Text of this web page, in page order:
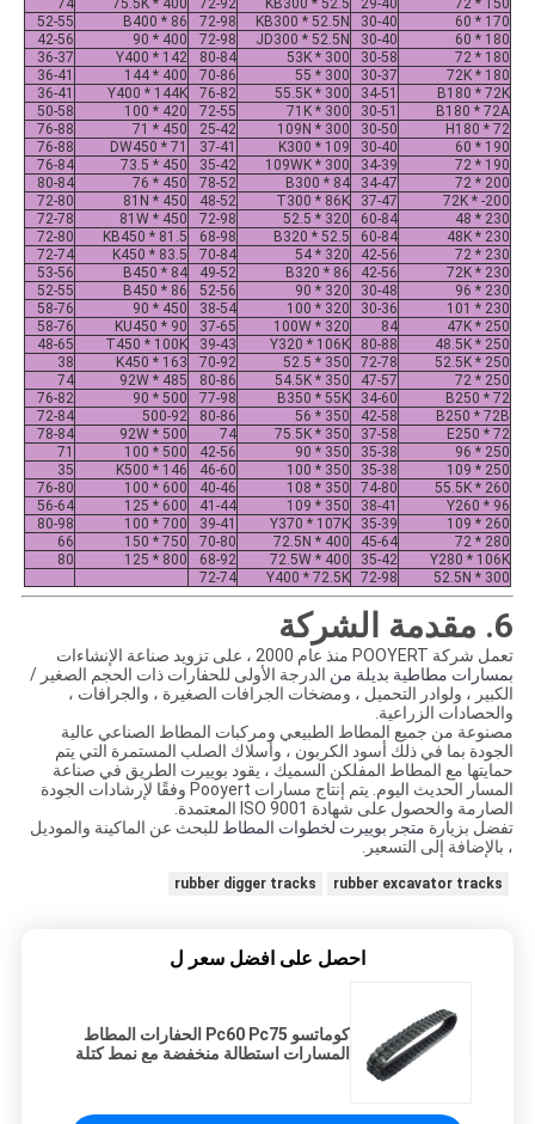
150 * 72
29-40
KB300 * 52.5
72-92
400 * 75.5K
74
170 * 60
30-40
KB300 * 52.5N
72-98
B400 * 86
52-55
180 * 60
30-40
JD300 * 52.5N
72-98
400 * 90
42-56
180 * 72
30-58
300 * 53K
80-84
Y400 * 142
36-37
180 * 72K
30-37
300 * 55
70-86
400 * 144
36-41
B180 * 72K
34-51
300 * 55.5K
76-82
Y400 * 144K
36-41
B180 * 72A
30-51
300 * 71K
72-55
420 * 100
50-58
H180 * 72
30-50
300 * 109N
25-42
450 * 71
76-88
190 * 60
30-40
K300 * 109
37-41
DW450 * 71
76-88
190 * 72
34-39
300 * 109WK
35-42
450 * 73.5
76-84
200 * 72
34-47
B300 * 84
78-52
450 * 76
80-84
200- * 72K
37-47
T300 * 86K
48-52
450 * 81N
72-80
230 * 48
60-84
320 * 52.5
72-98
450 * 81W
72-78
230 * 48K
60-84
B320 * 52.5
68-98
KB450 * 81.5
72-80
230 * 72
42-56
320 * 54
70-84
K450 * 83.5
72-74
230 * 72K
42-56
B320 * 86
49-52
B450 * 84
53-56
230 * 96
30-48
320 * 90
52-56
B450 * 86
52-55
230 * 101
30-36
320 * 100
38-54
450 * 90
58-76
250 * 47K
84
320 * 100W
37-65
KU450 * 90
58-76
250 * 48.5K
80-88
Y320 * 106K
39-43
T450 * 100K
48-65
250 * 52.5K
72-78
350 * 52.5
70-92
K450 * 163
38
250 * 72
47-57
350 * 54.5K
80-86
485 * 92W
74
B250 * 72
34-60
B350 * 55K
77-98
500 * 90
76-82
B250 * 72B
42-58
350 * 56
80-86
500-92
72-84
E250 * 72
37-58
350 * 75.5K
74
500 * 92W
78-84
250 * 96
35-38
350 * 90
42-56
500 * 100
71
250 * 109
35-38
350 * 100
46-60
K500 * 146
35
260 * 55.5K
74-80
350 * 108
40-46
600 * 100
76-80
Y260 * 96
38-41
350 * 109
41-44
600 * 125
56-64
260 * 109
35-39
Y370 * 107K
39-41
700 * 100
80-98
280 * 72
45-64
400 * 72.5N
70-80
750 * 150
66
Y280 * 106K
35-42
400 * 72.5W
68-92
800 * 125
80
300 * 52.5N
72-98
Y400 * 72.5K
72-74
6. مقدمة الشركة
تعمل شركة POOYERT منذ عام 2000 ، على تزويد صناعة الإنشاءات
بمسارات مطاطية بديلة من الدرجة الأولى للحفارات ذات الحجم الصغير /
الكبير ، ولوادر التحميل ، ومضخات الجرافات الصغيرة ، والجرافات ،
والحصادات الزراعية.
مصنوعة من جميع المطاط الطبيعي ومركبات المطاط الصناعي عالية
الجودة بما في ذلك أسود الكربون ، وأسلاك الصلب المستمرة التي يتم
حمايتها مع المطاط المفلكن السميك ، يقود بوييرت الطريق في صناعة
المسار الحديث اليوم. يتم إنتاج مسارات Pooyert وفقًا لإرشادات الجودة
الصارمة والحصول على شهادة ISO 9001 المعتمدة.
تفضل بزيارة متجر بوييرت لخطوات المطاط للبحث عن الماكينة والموديل
، بالإضافة إلى التسعير.
rubber excavator tracks
rubber digger tracks
احصل على افضل سعر ل
كوماتسو Pc60 Pc75 الحفارات المطاط
المسارات استطالة منخفضة مع نمط كتلة